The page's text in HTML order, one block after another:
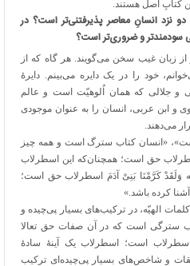
کتابِ اصل هستند.
نزد انسانِ معاصر پذیرفتنی‌تر است؟ در
سودمندتر و ضروری‌تر است؟
زبان غیب سخن می‌گویند. هر گاه که از
خود را در یک دایره می‌بینم. دایرهٔ
جلالی که همان اُلوهیّت است و عالم
و ابن عربی، انسان را به عنوان موجودی
می‌دهند.
«انسان کتاب سترگ است و همه چیز
حق است؛ همچنان‌که این اسطرلاب
وَلَقَدْ کَرَّمْنَا بَنِیْ آدَمَ اسطرلاب حق است؛
کرده باشد.»
الهیّه، در ترکیب‌های بسیار پی‌چیده و
سترگی است که در آن صفات حق تعالا
است؛ اسطرلاب یک آینهٔ سادهٔ
و شاخص‌های بسیار پی‌چیده‌ای ترکیب